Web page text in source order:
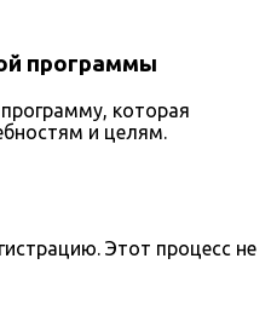
программы
которая
и целям.
Этот процесс не